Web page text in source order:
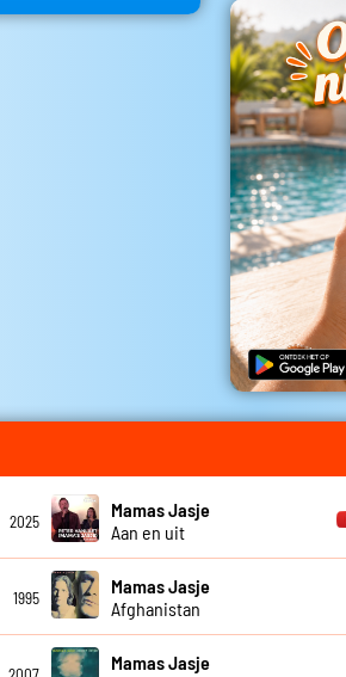
2025
Mamas Jasje
Aan en uit
1995
Mamas Jasje
Afghanistan
Mamas Jasje